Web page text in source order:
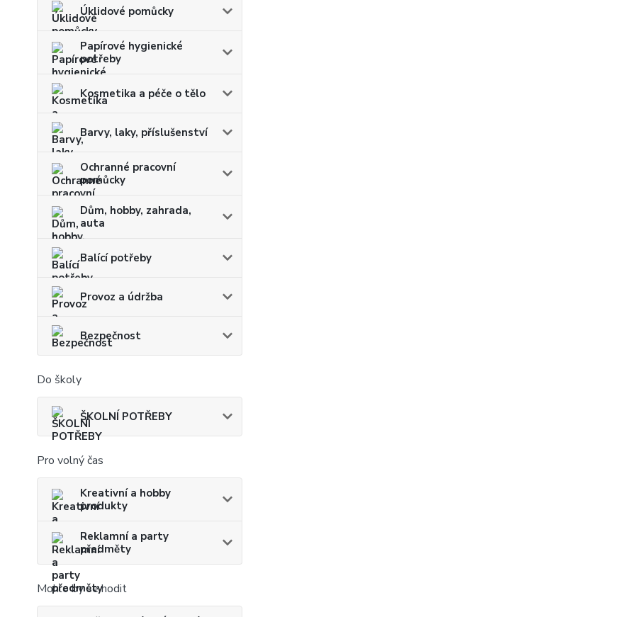
Úklidové pomůcky
Papírové hygienické
potřeby
Kosmetika a péče o tělo
Barvy, laky, příslušenství
Ochranné pracovní
pomůcky
Dům, hobby, zahrada,
auta
Balící potřeby
Provoz a údržba
Bezpečnost
Do školy
ŠKOLNÍ POTŘEBY
Pro volný čas
Kreativní a hobby
produkty
Reklamní a party
předměty
Mohlo by se hodit